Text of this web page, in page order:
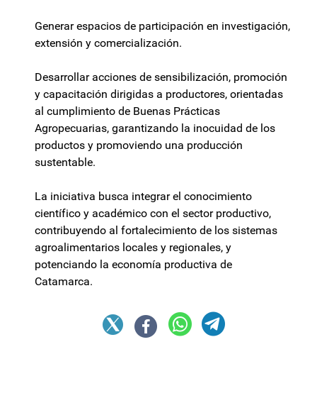
Generar espacios de participación en investigación,
extensión y comercialización.
Desarrollar acciones de sensibilización, promoción
y capacitación dirigidas a productores, orientadas
al cumplimiento de Buenas Prácticas
Agropecuarias, garantizando la inocuidad de los
productos y promoviendo una producción
sustentable.
La iniciativa busca integrar el conocimiento
científico y académico con el sector productivo,
contribuyendo al fortalecimiento de los sistemas
agroalimentarios locales y regionales, y
potenciando la economía productiva de
Catamarca.